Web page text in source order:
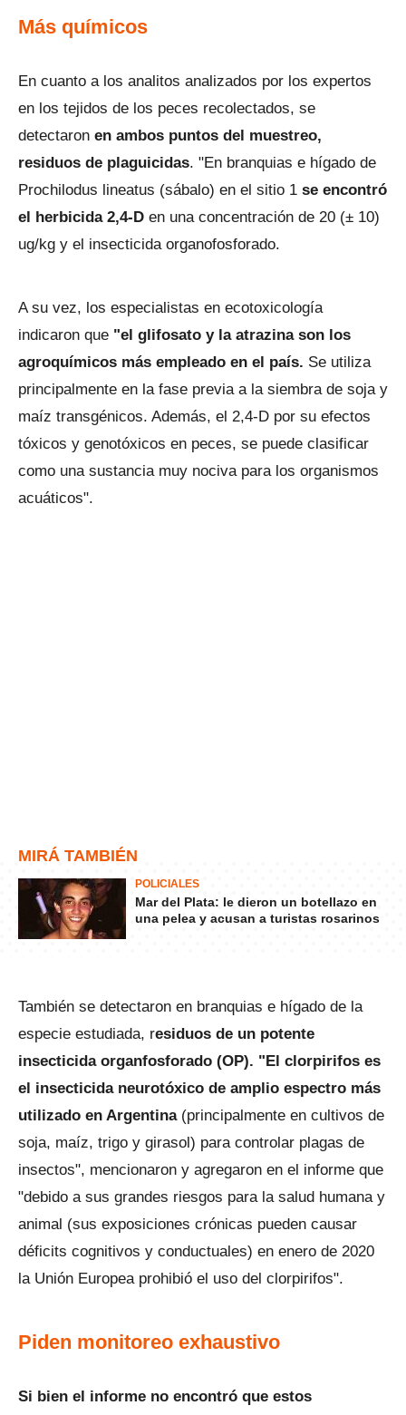
Más químicos
En cuanto a los analitos analizados por los expertos
en los tejidos de los peces recolectados, se
detectaron en ambos puntos del muestreo,
residuos de plaguicidas. "En branquias e hígado de
Prochilodus lineatus (sábalo) en el sitio 1 se encontró
el herbicida 2,4-D en una concentración de 20 (± 10)
ug/kg y el insecticida organofosforado.
A su vez, los especialistas en ecotoxicología
indicaron que "el glifosato y la atrazina son los
agroquímicos más empleado en el país. Se utiliza
principalmente en la fase previa a la siembra de soja y
maíz transgénicos. Además, el 2,4-D por su efectos
tóxicos y genotóxicos en peces, se puede clasificar
como una sustancia muy nociva para los organismos
acuáticos".
MIRÁ TAMBIÉN
POLICIALES
Mar del Plata: le dieron un botellazo en
una pelea y acusan a turistas rosarinos
También se detectaron en branquias e hígado de la
especie estudiada, residuos de un potente
insecticida organfosforado (OP). "El clorpirifos es
el insecticida neurotóxico de amplio espectro más
utilizado en Argentina (principalmente en cultivos de
soja, maíz, trigo y girasol) para controlar plagas de
insectos", mencionaron y agregaron en el informe que
"debido a sus grandes riesgos para la salud humana y
animal (sus exposiciones crónicas pueden causar
déficits cognitivos y conductuales) en enero de 2020
la Unión Europea prohibió el uso del clorpirifos".
Piden monitoreo exhaustivo
Si bien el informe no encontró que estos